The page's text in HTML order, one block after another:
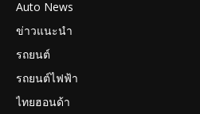
Auto News
ข่าวแนะนำ
รถยนต์
รถยนต์ไฟฟ้า
ไทยฮอนด้า